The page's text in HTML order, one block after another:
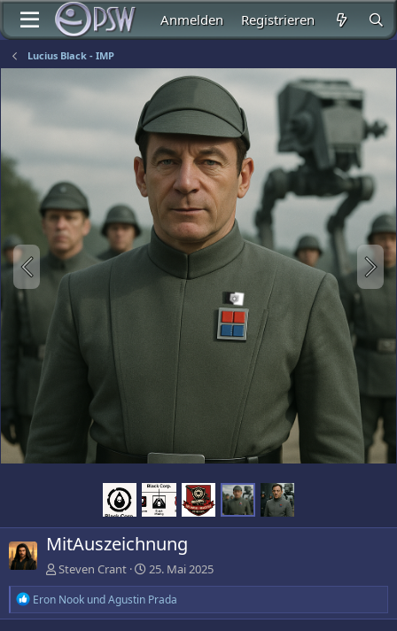
Anmelden Registrieren
Lucius Black - IMP
MitAuszeichnung
Steven Crant 25. Mai 2025
R
e
Eron Nook undAgustin Prada